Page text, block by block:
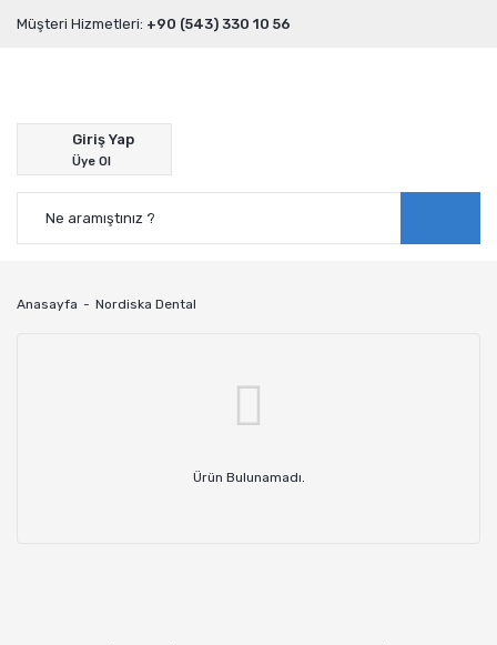
Müşteri Hizmetleri: +90 (543) 330 10 56
Giriş Yap
Üye Ol
Anasayfa Nordiska Dental
Ürün Bulunamadı.